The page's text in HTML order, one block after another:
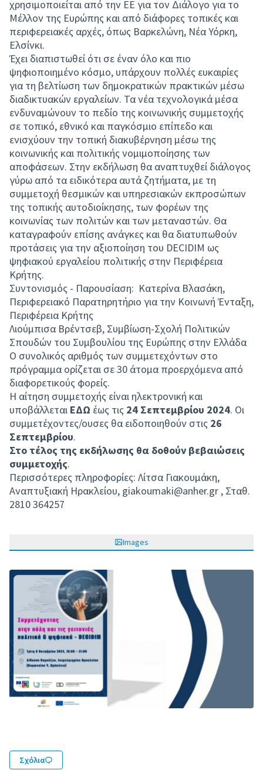
χρησιμοποιείται από την ΕΕ για τον Διάλογο για το
Μέλλον της Ευρώπης και από διάφορες τοπικές και
περιφερειακές αρχές, όπως Βαρκελώνη, Νέα Υόρκη,
Ελσίνκι.
Έχει διαπιστωθεί ότι σε έναν όλο και πιο
ψηφιοποιημένο κόσμο, υπάρχουν πολλές ευκαιρίες
για τη βελτίωση των δημοκρατικών πρακτικών μέσω
διαδικτυακών εργαλείων. Τα νέα τεχνολογικά μέσα
ενδυναμώνουν το πεδίο της κοινωνικής συμμετοχής
σε τοπικό, εθνικό και παγκόσμιο επίπεδο και
ενισχύουν την τοπική διακυβέρνηση μέσω της
κοινωνικής και πολιτικής νομιμοποίησης των
αποφάσεων. Στην εκδήλωση θα αναπτυχθεί διάλογος
γύρω από τα ειδικότερα αυτά ζητήματα, με τη
συμμετοχή θεσμικών και υπηρεσιακών εκπροσώπων
της τοπικής αυτοδιοίκησης, των φορέων της
κοινωνίας των πολιτών και των μεταναστών. Θα
καταγραφούν επίσης ανάγκες και θα διατυπωθούν
προτάσεις για την αξιοποίηση του DECIDIM ως
ψηφιακού εργαλείου πολιτικής στην Περιφέρεια
Κρήτης.
Συντονισμός - Παρουσίαση: Κατερίνα Βλασάκη,
Περιφερειακό Παρατηρητήριο για την Κοινωνή Ένταξη,
Περιφέρεια Κρήτης
Λιούμπισα Βρέντσεβ, Συμβίωση-Σχολή Πολιτικών
Σπουδών του Συμβουλίου της Ευρώπης στην Ελλάδα
Ο συνολικός αριθμός των συμμετεχόντων στο
πρόγραμμα ορίζεται σε 30 άτομα προερχόμενα από
διαφορετικούς φορείς.
Η αίτηση συμμετοχής είναι ηλεκτρονική και
υποβάλλεται ΕΔΩ έως τις 24 Σεπτεμβρίου 2024. Οι
συμμετέχοντες/ουσες θα ειδοποιηθούν στις 26
Σεπτεμβρίου.
Στο τέλος της εκδήλωσης θα δοθούν βεβαιώσεις
συμμετοχής.
Περισσότερες πληροφορίες: Λίτσα Γιακουμάκη,
Αναπτυξιακή Ηρακλείου, giakoumaki@anher.gr , Σταθ.
2810 364257
Images
Σχόλια